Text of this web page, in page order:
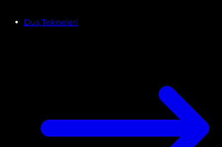
Duş Tekneleri